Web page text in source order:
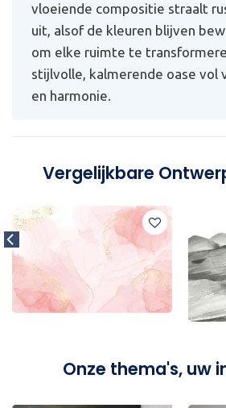
vloeiende compositie straalt
uit, alsof de kleuren blijven
om elke ruimte te
stijlvolle, kalmerende oase vol
en harmonie.
Vergelijkbare
Onze thema's, uw